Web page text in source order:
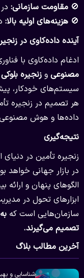
🚫 مقاومت سازمانی:
🚫 هزینه‌های اولیه بالا:
آینده داده‌کاوی در
ادغام داده‌کاوی با
مصنوعی و زنجیره بلوکی
سیستم‌های خودکار،
هر تصمیم در زنجیره
داده‌ها و هوش
نتیجه‌گیری
زنجیره تأمین در دنیای
در بازار جهانی خواهد
الگوهای پنهان و
ابزارهای تحول در
سازمان‌هایی است که
تصمیم می‌گیرند.
آخرین مطالب بلاگ
شناسایی و